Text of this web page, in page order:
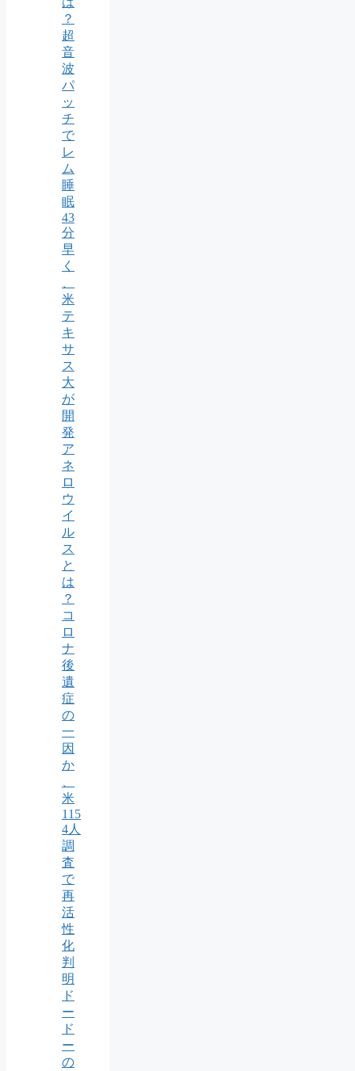
？
超
音
波
パ
ッ
チ
で
レ
ム
睡
眠
43
分
早
く
米
テ
キ
サ
ス
大
が
開
発
ア
ネ
ロ
ウ
イ
ル
ス
と
は
？
コ
ロ
ナ
後
遺
症
の
一
因
か
米
115
4人
調
査
で
再
活
性
化
判
明
ド
ー
ド
ー
の